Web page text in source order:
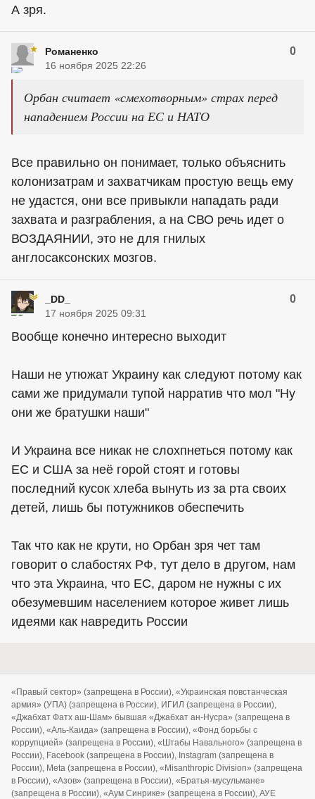
А зря.
Романенко 0
16 ноября 2025 22:26
Орбан считает «смехотворным» страх перед
нападением России на ЕС и НАТО
Все правильно он понимает, только объяснить
колонизатрам и захватчикам простую вещь ему
не удастся, они все привыкли нападать ради
захвата и разграбления, а на СВО речь идет о
ВОЗДАЯНИИ, это не для гнилых
англосаксонских мозгов.
_DD_ 0
17 ноября 2025 09:31
Вообще конечно интересно выходит
Наши не утюжат Украину как следуют потому как
сами же придумали тупой нарратив что мол "Ну
они же братушки наши"
И Украина все никак не слохпнеться потому как
ЕС и США за неё горой стоят и готовы
последний кусок хлеба вынуть из за рта своих
детей, лишь бы потужников обеспечить
Так что как не крути, но Орбан зря чет там
говорит о слабостях РФ, тут дело в другом, нам
что эта Украина, что ЕС, даром не нужны с их
обезумевшим населением которое живет лишь
идеями как навредить России
«Правый сектор» (запрещена в России), «Украинская повстанческая
армия» (УПА) (запрещена в России), ИГИЛ (запрещена в России),
«Джабхат Фатх аш-Шам» бывшая «Джабхат ан-Нусра» (запрещена в
России), «Аль-Каида» (запрещена в России), «Фонд борьбы с
коррупцией» (запрещена в России), «Штабы Навального» (запрещена в
России), Facebook (запрещена в России), Instagram (запрещена в
России), Meta (запрещена в России), «Misanthropic Division» (запрещена
в России), «Азов» (запрещена в России), «Братья-мусульмане»
(запрещена в России), «Аум Синрике» (запрещена в России), АУЕ